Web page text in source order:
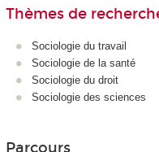
Thèmes de
Sociologie du travail
Sociologie de la santé
Sociologie du droit
Sociologie des sciences
Parcours